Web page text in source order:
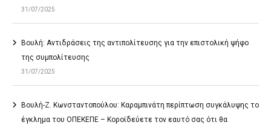
31/07/2025
Βουλή: Αντιδράσεις της αντιπολίτευσης για την επιστολική ψήφο
της συμπολίτευσης
31/07/2025
Βουλή-Ζ. Κωνσταντοπούλου: Καραμπινάτη περίπτωση συγκάλυψης το
έγκλημα του ΟΠΕΚΕΠΕ – Κοροϊδεύετε τον εαυτό σας ότι θα